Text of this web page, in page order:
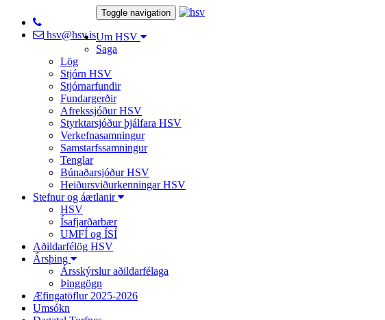
hsv@hsv.is
Toggle navigation
Um HSV
Saga
Lög
Stjórn HSV
Stjórnarfundir
Fundargerðir
Afrekssjóður HSV
Styrktarsjóður þjálfara HSV
Verkefnasamningur
Samstarfssamningur
Tenglar
Búnaðarsjóður HSV
Heiðursviðurkenningar HSV
Stefnur og áætlanir
HSV
Ísafjarðarbær
UMFÍ og ÍSÍ
Aðildarfélög HSV
Ársþing
Ársskýrslur aðildarfélaga
Þinggögn
Æfingatöflur 2025-2026
Umsókn